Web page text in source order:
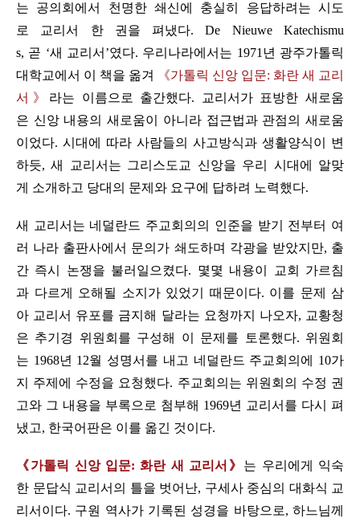
는 공의회에서 천명한 쇄신에 충실히 응답하려는 시도
로 교리서 한 권을 펴냈다. De Nieuwe Katechismu
s, 곧 ‘새 교리서’였다. 우리나라에서는 1971년 광주가톨릭
대학교에서 이 책을 옮겨
《가톨릭 신앙 입문: 화란 새 교리
서》 라는 이름으로 출간했다. 교리서가 표방한 새로움
은 신앙 내용의 새로움이 아니라 접근법과 관점의 새로움
이었다. 시대에 따라 사람들의 사고방식과 생활양식이 변
하듯, 새 교리서는 그리스도교 신앙을 우리 시대에 알맞
게 소개하고 당대의 문제와 요구에 답하려 노력했다.
새 교리서는 네덜란드 주교회의의 인준을 받기 전부터 여
러 나라 출판사에서 문의가 쇄도하며 각광을 받았지만, 출
간 즉시 논쟁을 불러일으켰다. 몇몇 내용이 교회 가르침
과 다르게 오해될 소지가 있었기 때문이다. 이를 문제 삼
아 교리서 유포를 금지해 달라는 요청까지 나오자, 교황청
은 추기경 위원회를 구성해 이 문제를 토론했다. 위원회
는 1968년 12월 성명서를 내고 네덜란드 주교회의에 10가
지 주제에 수정을 요청했다. 주교회의는 위원회의 수정 권
고와 그 내용을 부록으로 첨부해 1969년 교리서를 다시 펴
냈고, 한국어판은 이를 옮긴 것이다.
《가톨릭 신앙 입문: 화란 새 교리서》 는 우리에게 익숙
한 문답식 교리서의 틀을 벗어난, 구세사 중심의 대화식 교
리서이다. 구원 역사가 기록된 성경을 바탕으로, 하느님께